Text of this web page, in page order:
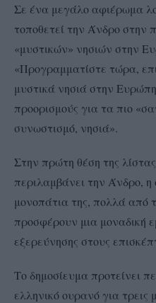
Σε ένα μεγάλο αφιέρωμα
τοποθετεί την Άνδρο στην
«μυστικών» νησιών στην
«Προγραμματίστε τώρα,
μυστικά νησιά στην
προορισμούς για τα πιο
συνωστισμό, νησιά».
Στην πρώτη θέση της
περιλαμβάνει την Άνδρο, η
μονοπάτια της, πολλά από
προσφέρουν μια μοναδική
εξερεύνησης στους
Το δημοσίευμα προτείνει
ελληνικό ουρανό για